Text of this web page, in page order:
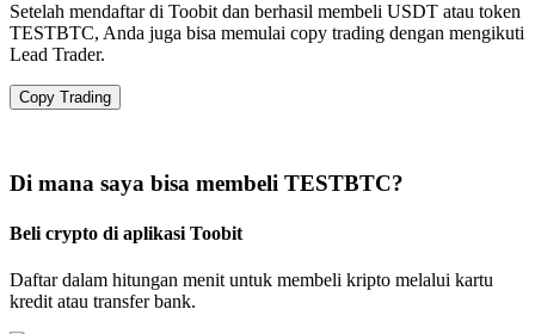
Setelah mendaftar di Toobit dan berhasil membeli USDT atau token
TESTBTC, Anda juga bisa memulai copy trading dengan mengikuti
Lead Trader.
Copy Trading
Di mana saya bisa membeli TESTBTC?
Beli crypto di aplikasi Toobit
Daftar dalam hitungan menit untuk membeli kripto melalui kartu
kredit atau transfer bank.